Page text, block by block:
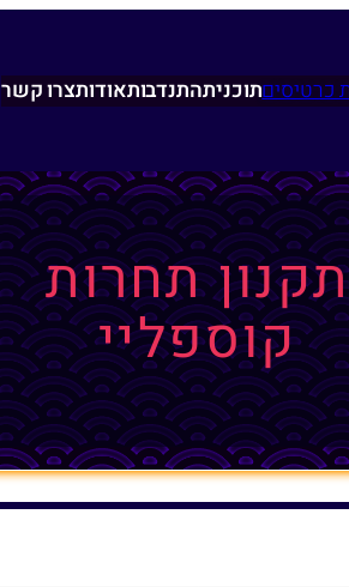
כרטיסיםתוכניתהתנדבותאודותצרו קשר
תקנון תחרות
קוספליי